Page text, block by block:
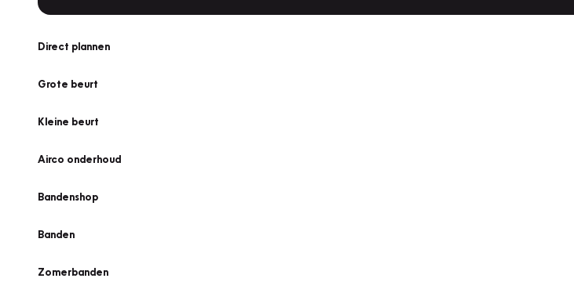
Direct plannen
Grote beurt
Kleine beurt
Airco onderhoud
Bandenshop
Banden
Zomerbanden